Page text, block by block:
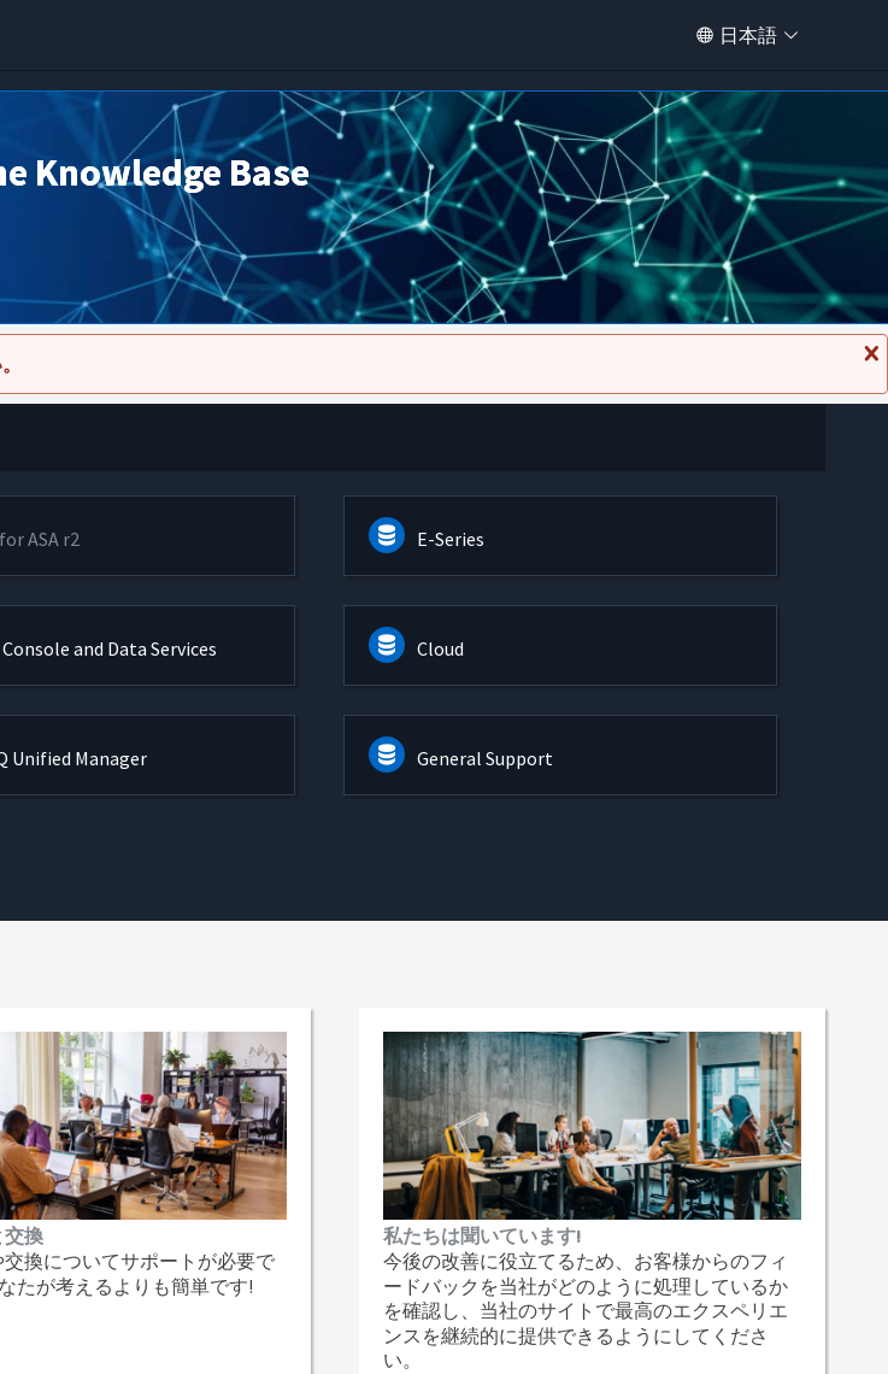
日本語
Knowledge Base
メ
ッ
ASA r2 E-Series
and Data Services Cloud
Unified Manager General Support
換
換についてサポートが必要で
たが考えるよりも簡単です!
私たちは聞いています!
今後の改善に役立てるため、お客様からのフィ
ードバックを当社がどのように処理しているか
を確認し、当社のサイトで最高のエクスペリエ
ンスを継続的に提供できるようにしてくださ
い。